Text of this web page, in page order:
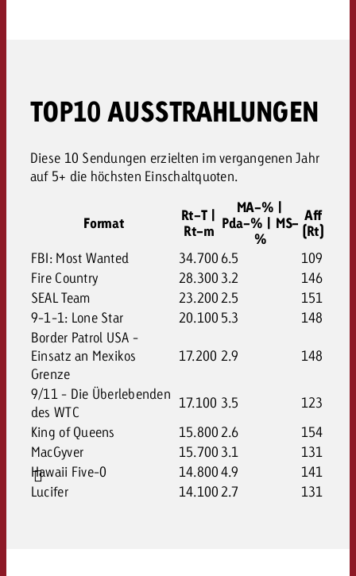
TOP10 AUSSTRAHLUNGEN
Diese 10 Sendungen erzielten im vergangenen Jahr
auf 5+ die höchsten Einschaltquoten.
Format
Rt-T |
Rt-m
MA-% |
Pda-% | MS-
%
Aff
(Rt)
FBI: Most Wanted 34.700 6.5
109
Fire Country
28.300 3.2
146
SEAL Team
23.200 2.5
151
9-1-1: Lone Star
20.100 5.3
148
Border Patrol USA -
Einsatz an Mexikos
Grenze
17.200 2.9 148
9/11 - Die Überlebenden
des WTC
17.100 3.5
123
King of Queens
15.800 2.6
154
MacGyver
15.700 3.1
131
Hawaii Five-0
14.8004.9
141
Lucifer
14.100 2.7 131